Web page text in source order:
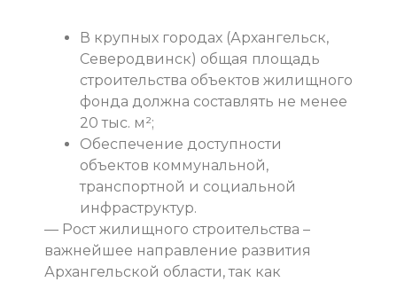
В крупных городах (Архангельск,
Северодвинск) общая площадь
строительства объектов жилищного
фонда должна составлять не менее
20 тыс. м²;
Обеспечение доступности
объектов коммунальной,
транспортной и социальной
инфраструктур.
— Рост жилищного строительства –
важнейшее направление развития
Архангельской области, так как